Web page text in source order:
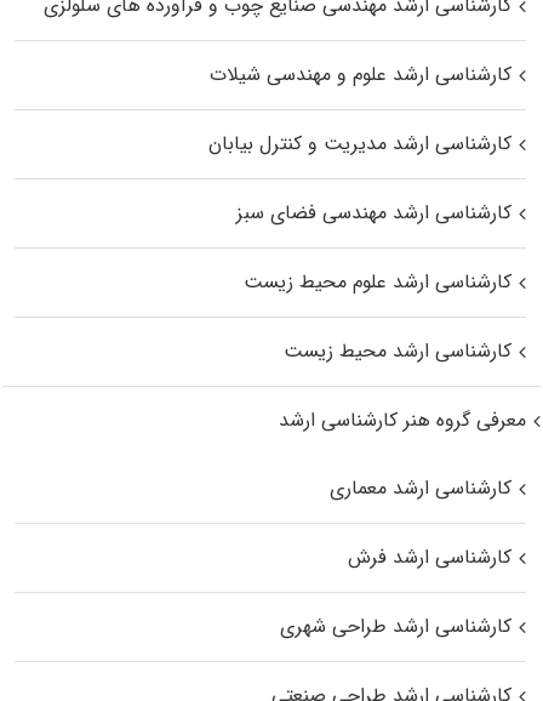
کارشناسی ارشد علوم و مهندسی شیلات
کارشناسی ارشد مدیریت و کنترل بیابان
کارشناسی ارشد مهندسی فضای سبز
کارشناسی ارشد علوم محیط‌ زیست
کارشناسی ارشد محیط زیست
معرفی گروه هنر کارشناسی ارشد
کارشناسی ارشد معماری
کارشناسی ارشد فرش
کارشناسی ارشد طراحی شهری